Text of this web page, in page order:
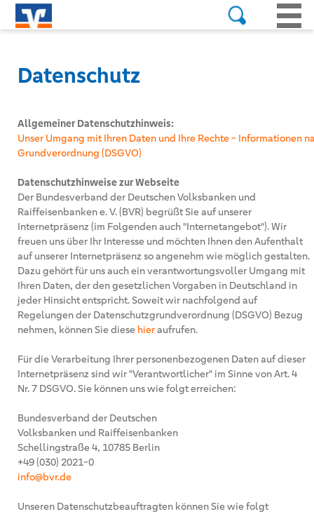
Datenschutz
Allgemeiner Datenschutzhinweis:
Unser Umgang mit Ihren Daten und Ihre Rechte - Informationen
Grundverordnung (DSGVO)
Datenschutzhinweise zur Webseite
Der Bundesverband der Deutschen Volksbanken und
Raiffeisenbanken e. V. (BVR) begrüßt Sie auf unserer
Internetpräsenz (im Folgenden auch "Internetangebot"). Wir
freuen uns über Ihr Interesse und möchten Ihnen den Aufenthalt
auf unserer Internetpräsenz so angenehm wie möglich gestalten.
Dazu gehört für uns auch ein verantwortungsvoller Umgang mit
Ihren Daten, der den gesetzlichen Vorgaben in Deutschland in
jeder Hinsicht entspricht. Soweit wir nachfolgend auf
Regelungen der Datenschutzgrundverordnung (DSGVO) Bezug
nehmen, können Sie diese hieraufrufen.
Für die Verarbeitung Ihrer personenbezogenen Daten auf dieser
Internetpräsenz sind wir "Verantwortlicher" im Sinne von Art. 4
Nr. 7 DSGVO. Sie können uns wie folgt erreichen:
Bundesverband der Deutschen
Volksbanken und Raiffeisenbanken
Schellingstraße 4, 10785 Berlin
+49 (030) 2021-0
info@bvr.de
Unseren Datenschutzbeauftragten können Sie wie folgt